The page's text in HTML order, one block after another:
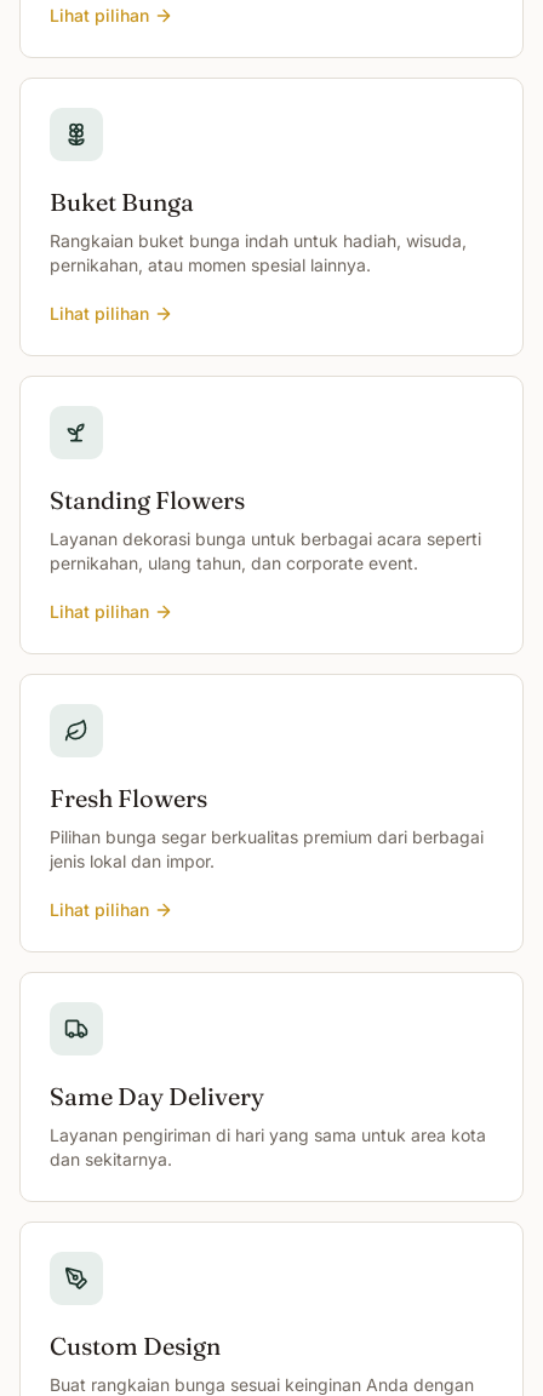
Lihat pilihan
Buket Bunga
Rangkaian buket bunga indah untuk hadiah, wisuda,
pernikahan, atau momen spesial lainnya.
Lihat pilihan
Standing Flowers
Layanan dekorasi bunga untuk berbagai acara seperti
pernikahan, ulang tahun, dan corporate event.
Lihat pilihan
Fresh Flowers
Pilihan bunga segar berkualitas premium dari berbagai
jenis lokal dan impor.
Lihat pilihan
Same Day Delivery
Layanan pengiriman di hari yang sama untuk area kota
dan sekitarnya.
Custom Design
Buat rangkaian bunga sesuai keinginan Anda dengan